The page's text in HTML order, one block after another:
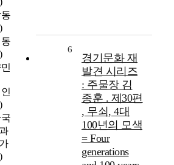
6
경기문화 재
발견 시리즈
: 주물장 김
종훈 . 제30편
, 무쇠, 4대
100년의 모색
= Four
generations